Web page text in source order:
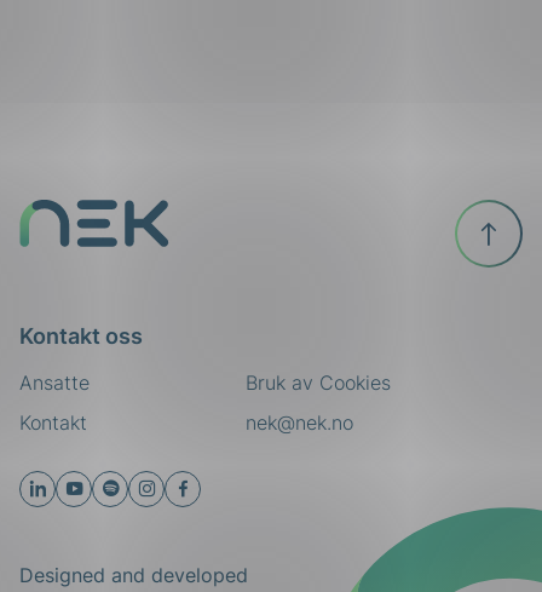
Kontakt oss
Ansatte
nek@nek.no
Kontakt
Bruk av Cookies
Designed and developed
Til
toppen